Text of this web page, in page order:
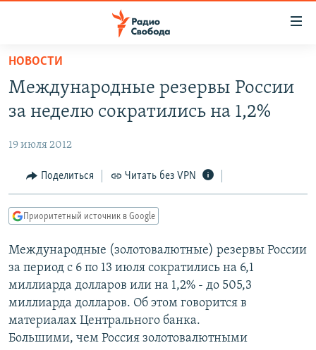
упрощенного
доступа
основному
Вернутся
главной
навигации
Вернутся
поиску
ПОДКАСТЫ
АВТОРСКИЕ ПРОЕКТЫ
ЦИТАТЫ СВОБОДЫ
МНЕНИЯ
IDEL.РЕАЛИИ
КАВКАЗ.РЕАЛИИ
СЕВЕР.РЕАЛИИ
СИБИРЬ.РЕАЛИИ
РАСПИСАНИЕ ВЕЩАНИЯ
НОВОСТИ
Международные резервы России
за неделю сократились на 1,2%
19 июля 2012
Поделиться Читать без VPN
Приоритетный источник в Google
Международные (золотовалютные) резервы России
за период с 6 по 13 июля сократились на 6,1
миллиарда долларов или на 1,2% - до 505,3
миллиарда долларов. Об этом говорится в
материалах Центрального банка.
Большими, чем Россия золотовалютными